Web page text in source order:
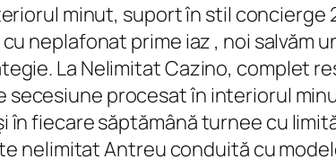
minut, suport în stil concierge
neplafonat prime iaz , noi salvăm
La Nelimitat Cazino, complet
secesiune procesat în interiorul
fiecare săptămână turnee cu
nelimitat Antreu conduită cu